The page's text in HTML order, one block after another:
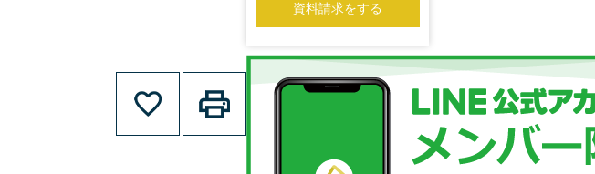
資料請求をする